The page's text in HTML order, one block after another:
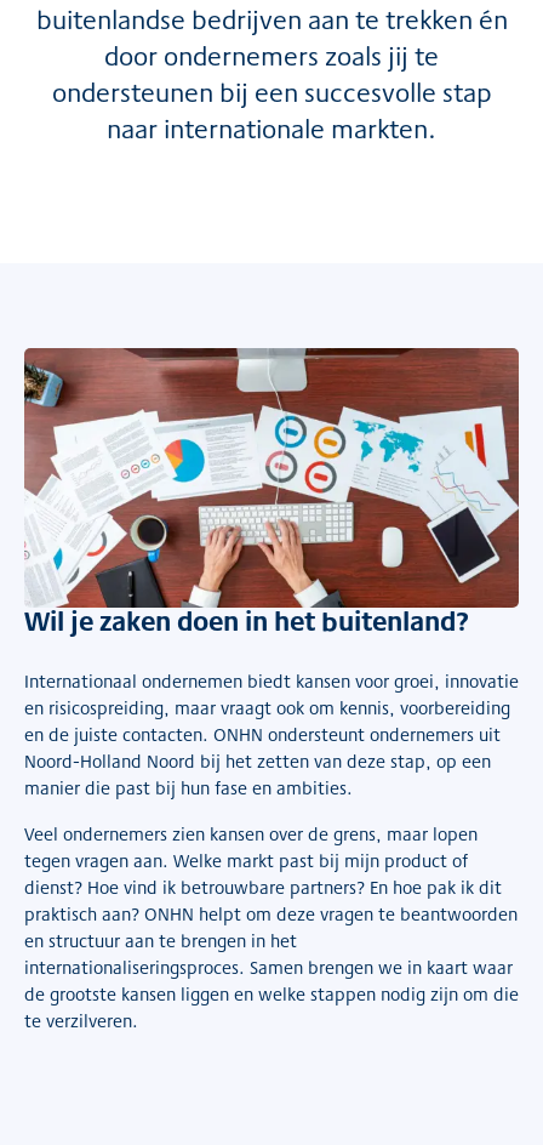
buitenlandse bedrijven aan te trekken én
door ondernemers zoals jij te
ondersteunen bij een succesvolle stap
naar internationale markten.
Wil je zaken doen in het buitenland?
Internationaal ondernemen biedt kansen voor groei, innovatie
en risicospreiding, maar vraagt ook om kennis, voorbereiding
en de juiste contacten. ONHN ondersteunt ondernemers uit
Noord-Holland Noord bij het zetten van deze stap, op een
manier die past bij hun fase en ambities.
Veel ondernemers zien kansen over de grens, maar lopen
tegen vragen aan. Welke markt past bij mijn product of
dienst? Hoe vind ik betrouwbare partners? En hoe pak ik dit
praktisch aan? ONHN helpt om deze vragen te beantwoorden
en structuur aan te brengen in het
internationaliseringsproces. Samen brengen we in kaart waar
de grootste kansen liggen en welke stappen nodig zijn om die
te verzilveren.